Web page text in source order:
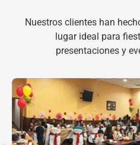
Nuestros clientes han
lugar ideal para
presentaciones y